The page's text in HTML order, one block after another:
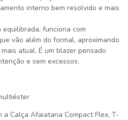
interno bem resolvido e mais
funciona com
vão além do formal, aproximando
atual. É um blazer pensado
e sem excessos.
a Calça Afaiataria Compact Flex, T-